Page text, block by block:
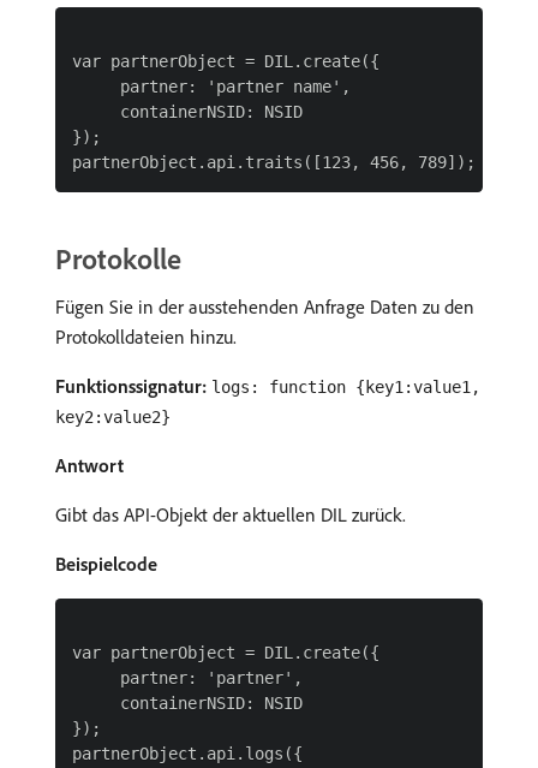
var partnerObject = DIL.create({
     partner: 'partner name',
     containerNSID: NSID
});
Protokolle
Fügen Sie in der ausstehenden Anfrage Daten zu den
Protokolldateien hinzu.
Funktionssignatur: logs: function {key1:value1,
key2:value2}
Antwort
Gibt das API-Objekt der aktuellen DIL zurück.
Beispielcode
var partnerObject = DIL.create({
     partner: 'partner',
     containerNSID: NSID
});
partnerObject.api.logs({